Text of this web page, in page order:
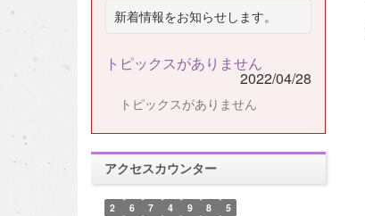
新着情報をお知らせします。
トピックスがありません
2022/04/28
トピックスがありません
アクセスカウンター
2 6 7 4 9 8 5